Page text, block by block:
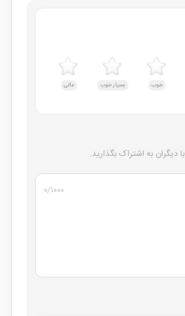
خوب بسیار خوب عالی
دیگران به اشتراک بگذارید.
۰/۱۰۰۰